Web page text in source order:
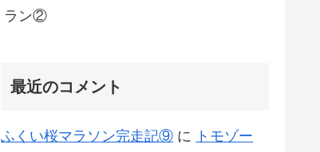
ラン②
最近のコメント
ふくい桜マラソン完走記⑨ に
トモゾー